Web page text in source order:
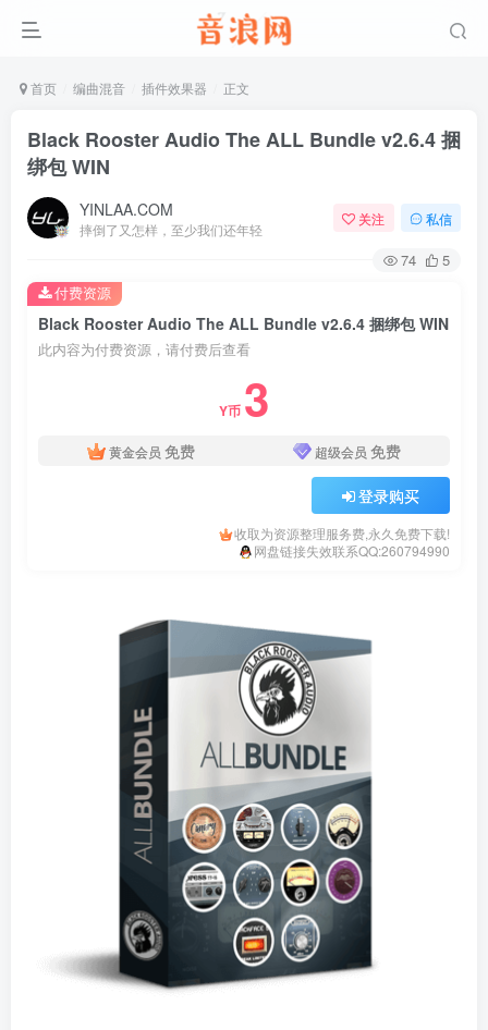
首页 编曲混音 插件效果器 正文
Black Rooster Audio The ALL Bundle v2.6.4 捆
绑包 WIN
YINLAA.COM
摔倒了又怎样，至少我们还年轻
关注 私信
74 5
Black Rooster Audio The ALL Bundle v2.6.4 捆绑包 WIN
此内容为付费资源，请付费后查看
Y币 3
黄金会员 免费 超级会员 免费
登录购买
收取为资源整理服务费,永久免费下载!
网盘链接失效联系QQ:260794990
付费资源